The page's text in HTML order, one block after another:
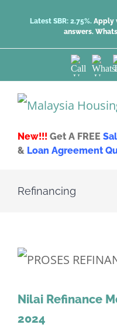
Latest SBR: 2.75%. Apply
answers.
Call
Us
Us
New!!! Get A FREE
& Loan Agreement
Refinancing
Nilai Refinance
2024